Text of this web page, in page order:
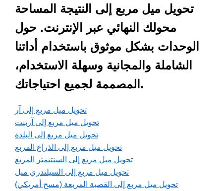
تحويل ميل مربع إلى النتيجة المساحة
محولك النهائي عبر الإنترنت. حول
الوحدات بشكل موثوق باستخدام أداتنا
الشاملة والمجانية وسهلة الاستخدام،
المصممة لجميع احتياجاتك.
تحويل ميل مربع إلى آر
تحويل ميل مربع إلى آربنت
تحويل ميل مربع إلى البلدة
تحويل ميل مربع إلى الذراع المربع
تحويل ميل مربع إلى السنتيمتر المربع
تحويل ميل مربع إلى السيلندري ميل
تحويل ميل مربع إلى القصبة المربعة (مسح أمريكي)